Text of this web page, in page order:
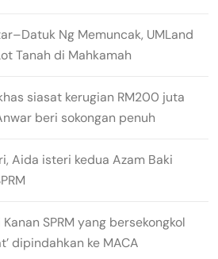
Ng Memuncak, UMLand
Tanah di Mahkamah
siasat kerugian RM200 juta
beri sokongan penuh
Aida isteri kedua Azam Baki
SPRM yang bersekongkol
dipindahkan ke MACA